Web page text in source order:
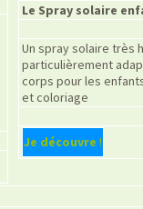
Le Spray solaire
Un spray solaire très
particulièrement
corps pour les
et coloriage
Je découvre !